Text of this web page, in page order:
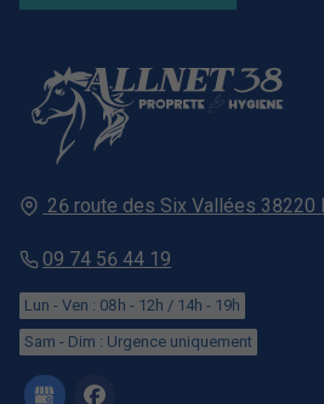
26 route des Six Vallées 38220
09 74 56 44 19
Lun - Ven : 08h - 12h / 14h - 19h
Sam - Dim : Urgence uniquement